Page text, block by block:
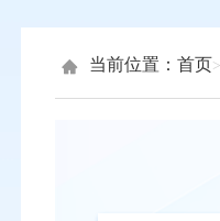
当前位置： 首页